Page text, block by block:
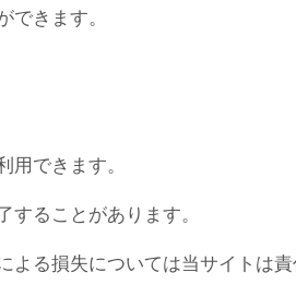
できます。
用できます。
することがあります。
よる損失については当サイトは責